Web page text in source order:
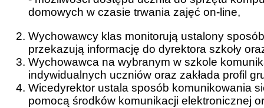
domowych w czasie trwania zajęć on-line,
Wychowawcy klas monitorują ustalony
przekazują informację do dyrektora szkoły
Wychowawca na wybranym w szkole
indywidualnych uczniów oraz zakłada profil
Wicedyrektor ustala sposób komunikowania
pomocą środków komunikacji elektronicznej